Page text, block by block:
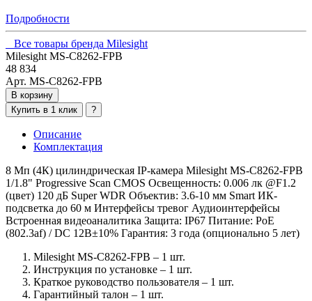
Подробности
Все товары бренда Milesight
Milesight MS-C8262-FPB
48 834
Арт. MS-C8262-FPB
В корзину
Купить в 1 клик
?
Описание
Комплектация
8 Мп (4К) цилиндрическая IP-камера Milesight MS-C8262-FPB
1/1.8" Progressive Scan CMOS Освещенность: 0.006 лк @F1.2
(цвет) 120 дБ Super WDR Объектив: 3.6-10 мм Smart ИК-
подсветка до 60 м Интерфейсы тревог Аудиоинтерфейсы
Встроенная видеоаналитика Защита: IP67 Питание: PoE
(802.3af) / DC 12В±10% Гарантия: 3 года (опционально 5 лет)
Milesight MS-C8262-FPB – 1 шт.
Инструкция по установке – 1 шт.
Краткое руководство пользователя – 1 шт.
Гарантийный талон – 1 шт.